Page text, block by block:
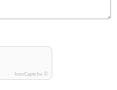
IconCaptcha ©